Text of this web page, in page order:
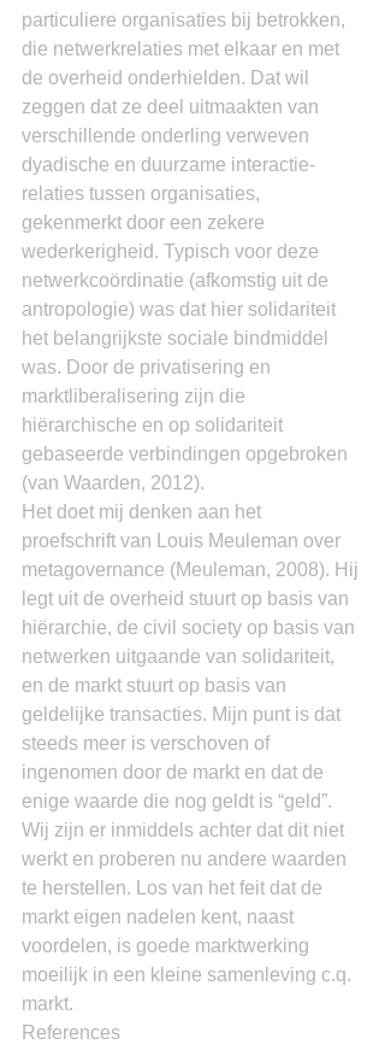
particuliere organisaties bij betrokken,
die netwerkrelaties met elkaar en met
de overheid onderhielden. Dat wil
zeggen dat ze deel uitmaakten van
verschillende onderling verweven
dyadische en duurzame interactie-
relaties tussen organisaties,
gekenmerkt door een zekere
wederkerigheid. Typisch voor deze
netwerkcoördinatie (afkomstig uit de
antropologie) was dat hier solidariteit
het belangrijkste sociale bindmiddel
was. Door de privatisering en
marktliberalisering zijn die
hiërarchische en op solidariteit
gebaseerde verbindingen opgebroken
(van Waarden, 2012).
Het doet mij denken aan het
proefschrift van Louis Meuleman over
metagovernance (Meuleman, 2008). Hij
legt uit de overheid stuurt op basis van
hiërarchie, de civil society op basis van
netwerken uitgaande van solidariteit,
en de markt stuurt op basis van
geldelijke transacties. Mijn punt is dat
steeds meer is verschoven of
ingenomen door de markt en dat de
enige waarde die nog geldt is “geld”.
Wij zijn er inmiddels achter dat dit niet
werkt en proberen nu andere waarden
te herstellen. Los van het feit dat de
markt eigen nadelen kent, naast
voordelen, is goede marktwerking
moeilijk in een kleine samenleving c.q.
markt.
References